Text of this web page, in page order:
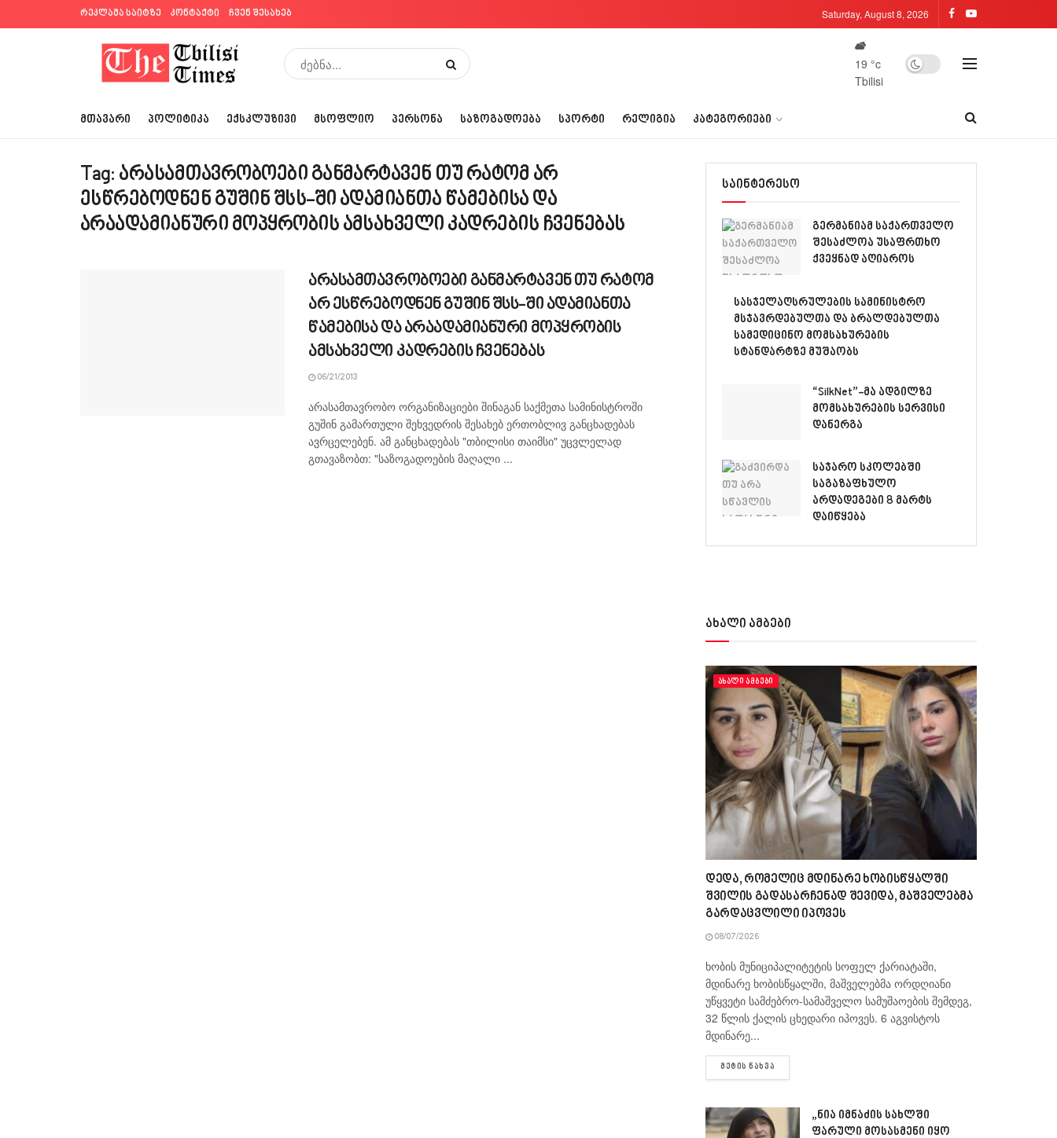
რეკლამა საიტზე კონტაქტი ჩვენ შესახებ Saturday, August 8, 2026
19 °c
Tbilisi
ᲛᲗᲐᲕᲐᲠᲘ ᲞᲝᲚᲘᲢᲘᲙᲐ ᲔᲥᲡᲙᲚᲣᲖᲘᲕᲘ ᲛᲡᲝᲤᲚᲘᲝ ᲞᲔᲠᲡᲝᲜᲐ ᲡᲐᲖᲝᲒᲐᲓᲝᲔᲑᲐ ᲡᲞᲝᲠᲢᲘ ᲠᲔᲚᲘᲒᲘᲐ ᲙᲐᲢᲔᲒᲝᲠᲘᲔᲑᲘ
Tag: არასამთავრობოები განმარტავენ თუ რატომ არ
ესწრებოდნენ გუშინ შსს-ში ადამიანთა წამებისა და
არაადამიანური მოპყრობის ამსახველი კადრების ჩვენებას
არასამთავრობოები განმარტავენ თუ რატომ
არ ესწრებოდნენ გუშინ შსს-ში ადამიანთა
წამებისა და არაადამიანური მოპყრობის
ამსახველი კადრების ჩვენებას
06/21/2013
არასამთავრობო ორგანიზაციები შინაგან საქმეთა სამინისტროში
გუშინ გამართული შეხვედრის შესახებ ერთობლივ განცხადებას
ავრცელებენ. ამ განცხადებას "თბილისი თაიმსი" უცვლელად
გთავაზობთ: "საზოგადოების მაღალი ...
საინტერესო
გერმანიამ საქართველო
შესაძლოა უსაფრთხო
ქვეყნად აღიაროს
სასჯელაღსრულების სამინისტრო
მსჯავრდებულთა და ბრალდებულთა
სამედიცინო მომსახურების
სტანდარტზე მუშაობს
“SilkNet”-მა ადგილზე
მომსახურების სერვისი
დანერგა
საჯარო სკოლებში
საგაზაფხულო
არდადეგები 8 მარტს
დაიწყება
ახალი ამბები
ᲐᲮᲐᲚᲘ ᲐᲛᲑᲔᲑᲘ
დედა, რომელიც მდინარე ხობისწყალში
შვილის გადასარჩენად შევიდა, მაშველებმა
გარდაცვლილი იპოვეს
08/07/2026
ხობის მუნიციპალიტეტის სოფელ ქარიატაში,
მდინარე ხობისწყალში, მაშველებმა ორდღიანი
უწყვეტი სამძებრო-სამაშველო სამუშაოების შემდეგ,
32 წლის ქალის ცხედარი იპოვეს. 6 აგვისტოს
მდინარე...
ᲛᲔᲢᲘᲡ ᲜᲐᲮᲕᲐ
„ნია იმნაძის სახლში
ფარული მოსასმენი იყო